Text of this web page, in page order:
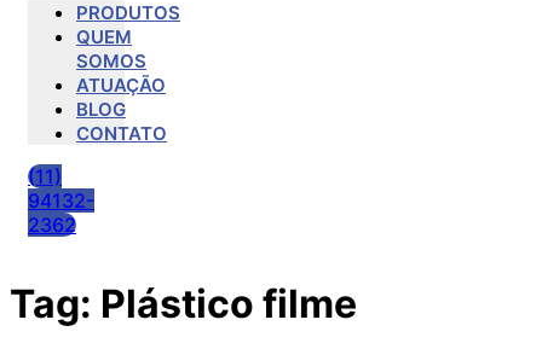
PRODUTOS
QUEM
SOMOS
ATUAÇÃO
BLOG
CONTATO
(11)
94132-
2362
Tag: Plástico filme